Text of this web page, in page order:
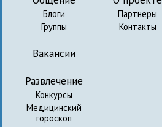
Блоги
Группы
Вакансии
Развлечение
Конкурсы
Медицинский
гороскоп
Партнеры
Контакты